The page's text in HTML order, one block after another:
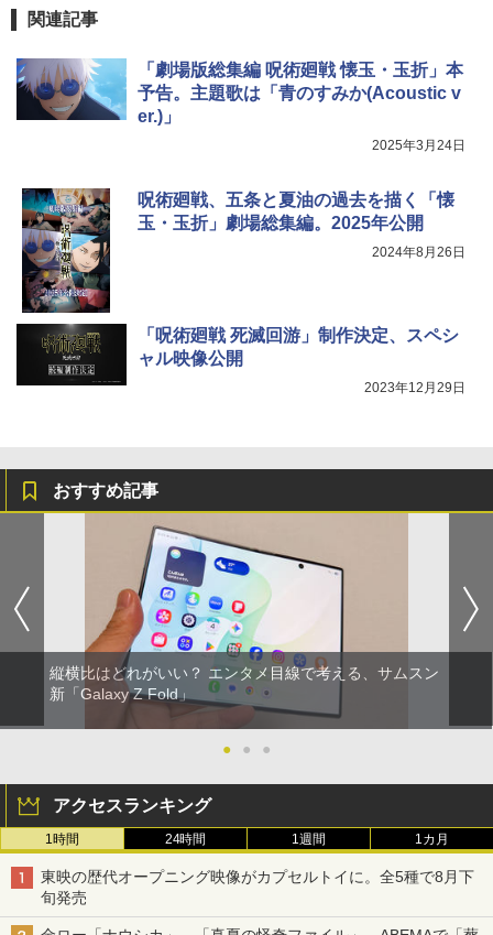
関連記事
「劇場版総集編 呪術廻戦 懐玉・玉折」本
予告。主題歌は「青のすみか(Acoustic v
er.)」
2025年3月24日
呪術廻戦、五条と夏油の過去を描く「懐
玉・玉折」劇場総集編。2025年公開
2024年8月26日
「呪術廻戦 死滅回游」制作決定、スペシ
ャル映像公開
2023年12月29日
おすすめ記事
縦横比はどれがいい？ エンタメ目線で考える、サムスン
新「Galaxy Z Fold」
● ● ●
アクセスランキング
1時間 24時間 1週間 1カ月
東映の歴代オープニング映像がカプセルトイに。全5種で8月下
旬発売